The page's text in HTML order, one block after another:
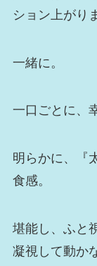
ション上がり
一緒に。
一口ごとに、
明らかに、『
食感。
堪能し、ふと
凝視して動か